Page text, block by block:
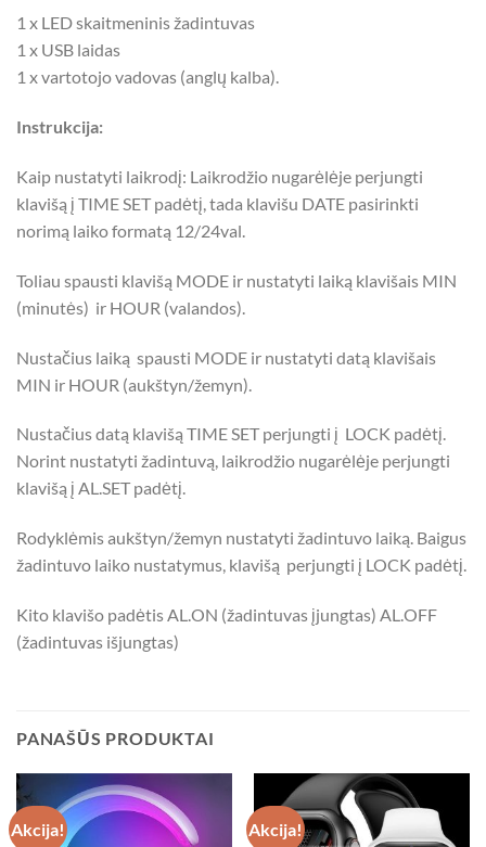
1 x LED skaitmeninis žadintuvas
1 x USB laidas
1 x vartotojo vadovas (anglų kalba).
Instrukcija:
Kaip nustatyti laikrodį: Laikrodžio nugarėlėje perjungti
klavišą į TIME SET padėtį, tada klavišu DATE pasirinkti
norimą laiko formatą 12/24val.
Toliau spausti klavišą MODE ir nustatyti laiką klavišais MIN
(minutės) ir HOUR (valandos).
Nustačius laiką spausti MODE ir nustatyti datą klavišais
MIN ir HOUR (aukštyn/žemyn).
Nustačius datą klavišą TIME SET perjungti į LOCK padėtį.
Norint nustatyti žadintuvą, laikrodžio nugarėlėje perjungti
klavišą į AL.SET padėtį.
Rodyklėmis aukštyn/žemyn nustatyti žadintuvo laiką. Baigus
žadintuvo laiko nustatymus, klavišą perjungti į LOCK padėtį.
Kito klavišo padėtis AL.ON (žadintuvas įjungtas) AL.OFF
(žadintuvas išjungtas)
PANAŠŪS PRODUKTAI
Akcija! Akcija!